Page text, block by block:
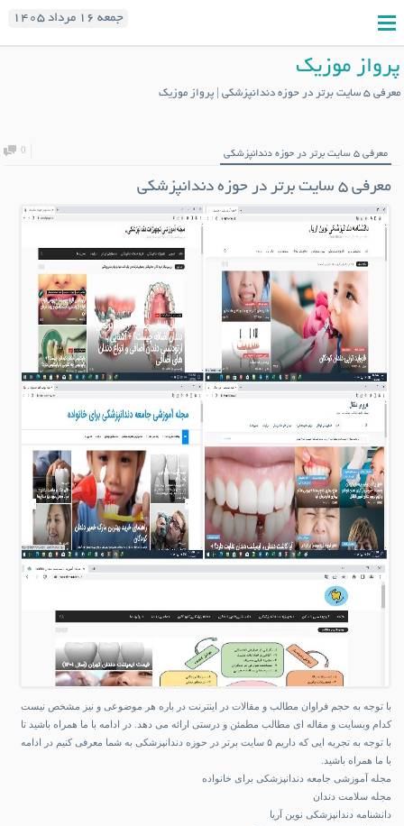
جمعه ۱۶ مرداد ۱۴۰۵
پرواز موزیک
معرفی 5 سایت برتر در حوزه دندانپزشکی | پرواز موزیک
معرفی ۵ سایت برتر در حوزه دندانپزشکی 0
معرفی ۵ سایت برتر در حوزه دندانپزشکی
با توجه به حجم فراوان مطالب و مقالات در اینترنت در باره هر موضوعی و نیز مشخص نیست
کدام وبسایت و مقاله ای مطالب مطمئن و درستی ارائه می دهد. در ادامه با ما همراه باشید تا
با توجه به تجربه ایی که داریم ۵ سایت برتر در حوزه دندانپزشکی به شما معرفی کنیم در ادامه
با ما همراه باشید.
مجله آموزشی جامعه دندانپزشکی برای خانواده
مجله سلامت دندان
دانشنامه دندانپزشکی نوین آریا